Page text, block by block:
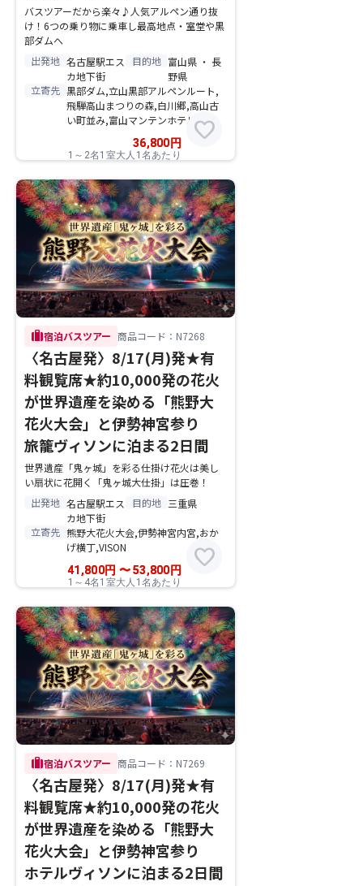
バスツアーだから楽々♪人気アルペン通り抜
け！6つの乗り物に乗車し最高地点・室堂や黒
部ダムへ
出発地 名古屋駅エス
カ地下街
目的地 富山県 ・ 長
野県
立寄先 黒部ダム,立山黒部アルペンルート,
飛騨高山まつりの森,白川郷,高山古
い町並み,富山マンテンホテル
36,800 円
1～2名1室大人1名あたり
favorite
trip宿泊バスツアー 商品コード：N7268
〈名古屋発〉8/17(月)発★有
料観覧席★約10,000発の花火
が世界遺産を染める「熊野大
花火大会」と伊勢神宮参り
旅籠ヴィソンに泊まる2日間
世界遺産「鬼ヶ城」を彩る仕掛け花火は美し
い扇状に花開く「鬼ヶ城大仕掛」は圧巻！
出発地 名古屋駅エス
カ地下街
目的地 三重県
立寄先 熊野大花火大会,伊勢神宮内宮,おか
げ横丁,VISON
41,800円 〜53,800 円
1～4名1室大人1名あたり
favorite
trip宿泊バスツアー 商品コード：N7269
〈名古屋発〉8/17(月)発★有
料観覧席★約10,000発の花火
が世界遺産を染める「熊野大
花火大会」と伊勢神宮参り
ホテルヴィソンに泊まる2日間